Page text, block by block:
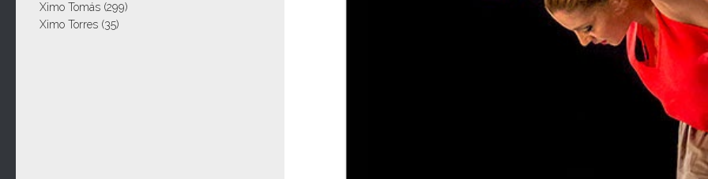
Ximo Tomás (299)
Ximo Torres (35)